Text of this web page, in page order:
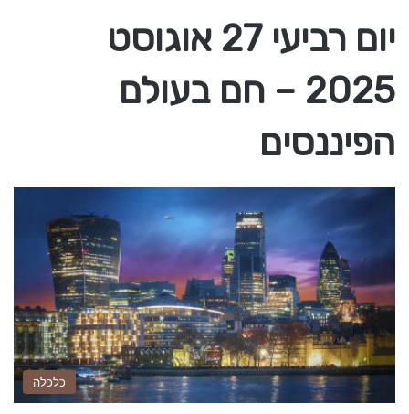
יום רביעי 27 אוגוסט
2025 – חם בעולם
הפיננסים
כלכלה